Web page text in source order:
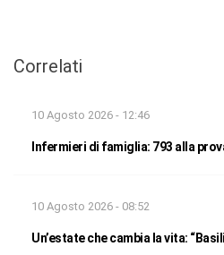
Correlati
10 Agosto 2026 - 12:46
Infermieri di famiglia: 793 alla
10 Agosto 2026 - 08:52
Un’estate che cambia la vita: